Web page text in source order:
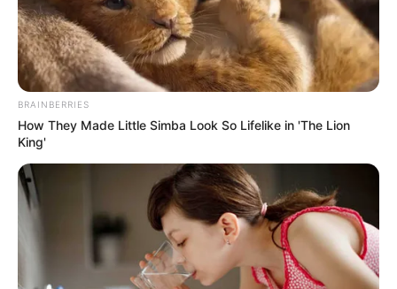
Mute
1. Berasa makan malam di luar rumah dengan
jendela atap, pohon tinggi serta unsur bebatuan yang
mempertegas unsur alami
BRAINBERRIES
How They Made Little Simba Look So Lifelike in 'The Lion
King'